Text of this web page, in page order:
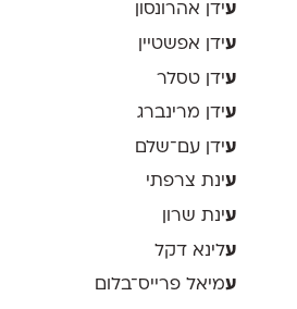
עידן אהרונסון
עידן אפשטיין
עידן טסלר
עידן מרינברג
עידן עם־שלם
עינת צרפתי
עינת שרון
עלינא דקל
עמיאל פרייס־בלום